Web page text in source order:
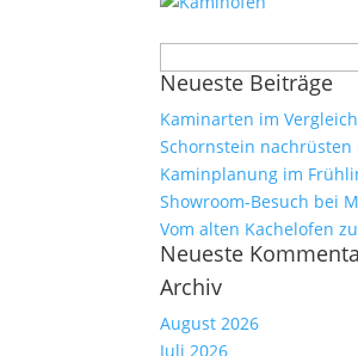
nach:
Neueste Beiträge
Kaminarten im
Schornstein
Kaminplanung im
Showroom-Besuch bei
Vom alten Kachelofen
Neueste
Archiv
August 2026
Juli 2026